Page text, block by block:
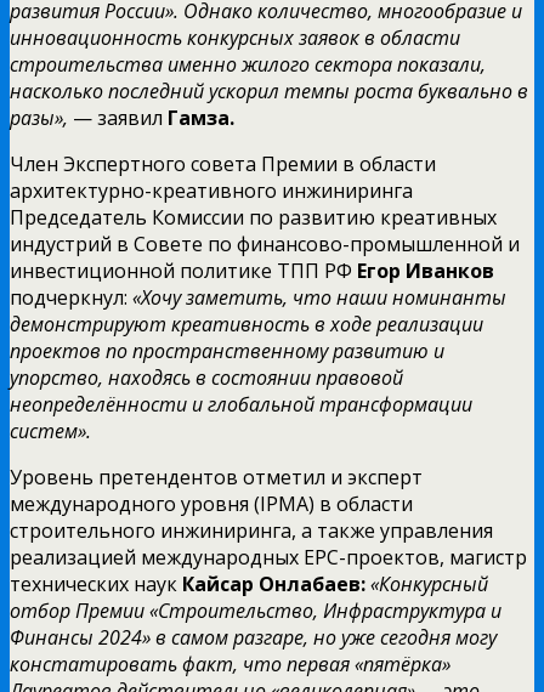
развития России». Однако количество, многообразие и
инновационность конкурсных заявок в области
строительства именно жилого сектора показали,
насколько последний ускорил темпы роста буквально в
разы», — заявил Гамза.
Член Экспертного совета Премии в области
архитектурно-креативного инжиниринга
Председатель Комиссии по развитию креативных
индустрий в Совете по финансово-промышленной и
инвестиционной политике ТПП РФ Егор Иванков
подчеркнул: «Хочу заметить, что наши номинанты
демонстрируют креативность в ходе реализации
проектов по пространственному развитию и
упорство, находясь в состоянии правовой
неопределённости и глобальной трансформации
систем».
Уровень претендентов отметил и эксперт
международного уровня (IPMA) в области
строительного инжиниринга, а также управления
реализацией международных EPC-проектов, магистр
технических наук Кайсар Онлабаев:«Конкурсный
отбор Премии «Строительство, Инфраструктура и
Финансы 2024» в самом разгаре, но уже сегодня могу
констатировать факт, что первая «пятёрка»